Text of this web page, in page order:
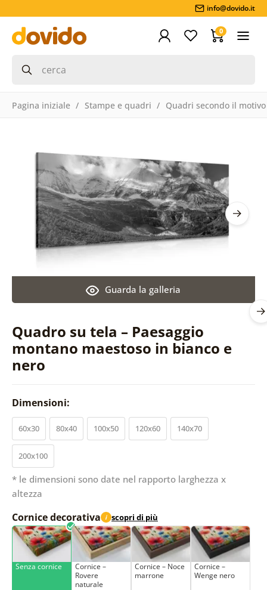
info@dovido.it
0
Pagina iniziale Stampe e quadri Quadri secondo il motivo
Quadro su tela – Paesaggio
montano maestoso in bianco e
nero
Guarda la galleria
Dimensioni:
60x30 80x40 100x50 120x60 140x70
200x100
* le dimensioni sono date nel rapporto larghezza x
altezza
Cornice decorativa i scopri di più
Senza cornice
Cornice –
Rovere
naturale
Cornice – Noce
marrone
Cornice –
Wenge nero